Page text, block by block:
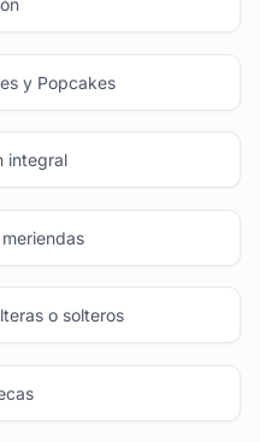
y Popcakes
integral
o solteros